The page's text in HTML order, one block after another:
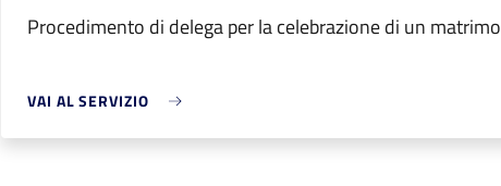
Procedimento di delega per la celebrazione di un
VAI AL SERVIZIO